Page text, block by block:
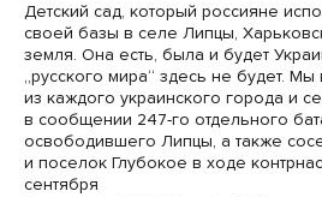
Детский сад, который россияне
своей базы в селе Липцы,
земля. Она есть, была и будет
„русского мира“ здесь не будет.
из каждого украинского города и
в сообщении 247-го отдельного
освободившего Липцы, а также
и поселок Глубокое в ходе
сентября